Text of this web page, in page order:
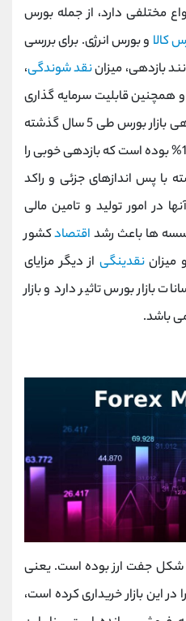
مختلفی دارد، از جمله بورس
کالا و بورس انرژی. برای بررسی
بازدهی، میزاننقد شوندگی،
همچنین قابلیت سرمایه گذاری
را باید در نظر گرفت. میزان بازدهی بازار بورس طی 5 سال گذشته
(تا پایان 25 فرودین 1400) 1٬718% بوده است که بازدهی خوبی را
با پس اندازهای جزئی و راکد
در امور تولید و تامین مالی
ها باعث رشد اقتصادکشور
میزاننقدینگی از دیگر مزایای
بازار بورس تاثیر دارد و بازار
باشد.
جفت ارز بوده است. یعنی
در این بازار خریداری کرده است،